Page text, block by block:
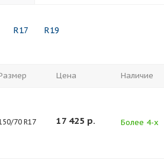
R17 R19
Цена Наличие
70 R17 17 425 р. Более 4-х